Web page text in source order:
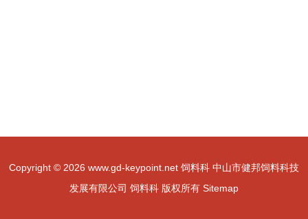
Copyright © 2026 www.gd-keypoint.net 饲料科 中山市健邦饲料科技
发展有限公司 饲料科 版权所有 Sitemap